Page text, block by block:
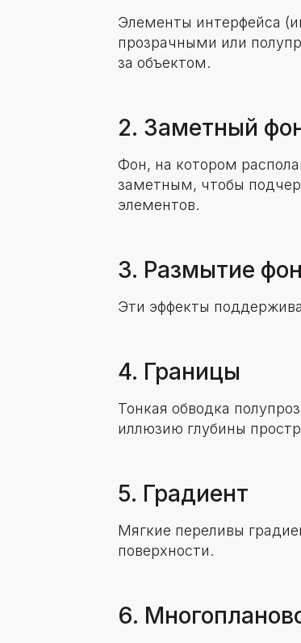
Элементы интерфейса
прозрачными или
за объектом.
2. Заметный
Фон, на котором
заметным, чтобы
элементов.
3. Размытие
Эти эффекты
4. Границы
Тонкая обводка
иллюзию глубины
5. Градиент
Мягкие переливы
поверхности.
6.